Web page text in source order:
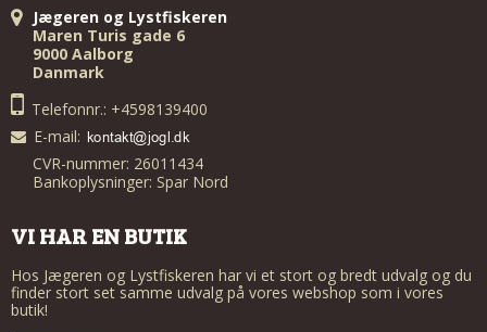
Jægeren og Lystfiskeren
Maren Turis gade 6
9000 Aalborg
Danmark
Telefonnr.: +4598139400
E-mail:
CVR-nummer: 26011434
Bankoplysninger: Spar Nord
VI HAR EN BUTIK
Hos Jægeren og Lystfiskeren har vi et stort og bredt udvalg og du
finder stort set samme udvalg på vores webshop som i vores
butik!